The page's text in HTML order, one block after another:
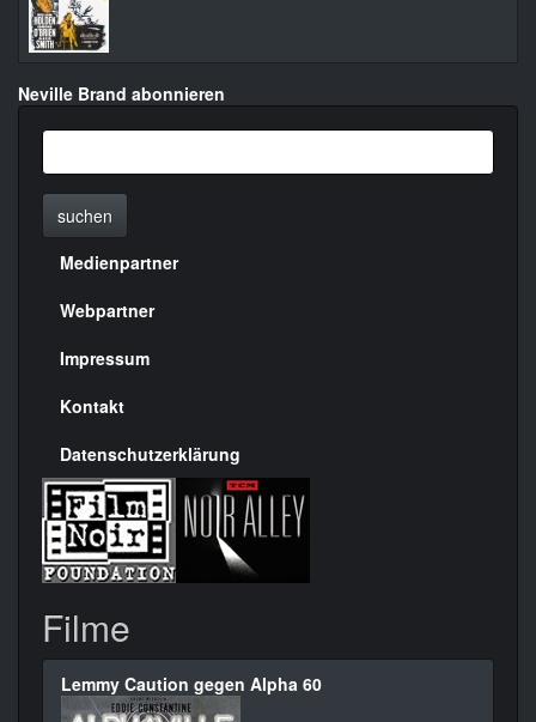
Neville Brand abonnieren
suchen
Menülinks
rechte
Seite
Medienpartner
Webpartner
Impressum
Kontakt
Datenschutzerklärung
Filme
Lemmy Caution gegen Alpha 60